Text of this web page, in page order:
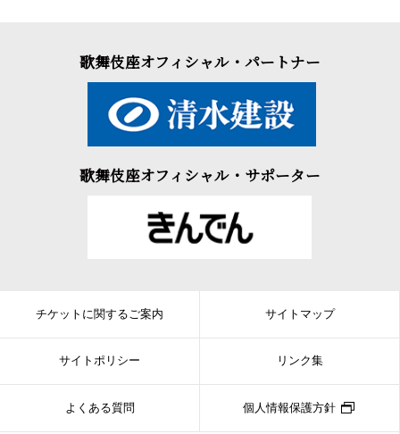
歌舞伎座オフィシャル・パートナー
歌舞伎座オフィシャル・サポーター
チケットに関するご案内 サイトマップ
サイトポリシー リンク集
よくある質問 個人情報保護方針